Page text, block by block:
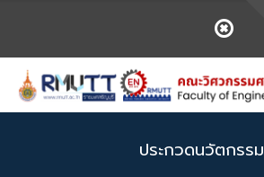
ประกวดนวัตกรรม